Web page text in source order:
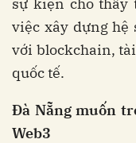
việc xây dựng hệ
với blockchain,
quốc tế.
Đà Nẵng muốn
Web3